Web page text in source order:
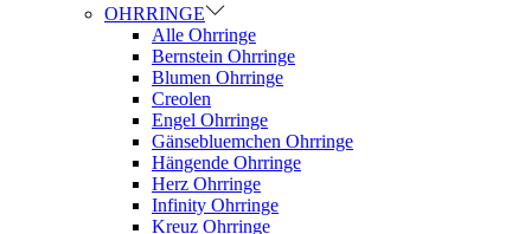
OHRRINGE
Alle Ohrringe
Bernstein Ohrringe
Blumen Ohrringe
Creolen
Engel Ohrringe
Gänsebluemchen Ohrringe
Hängende Ohrringe
Herz Ohrringe
Infinity Ohrringe
Kreuz Ohrringe